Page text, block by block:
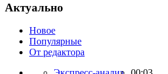
Актуально
Новое
Популярные
От редактора